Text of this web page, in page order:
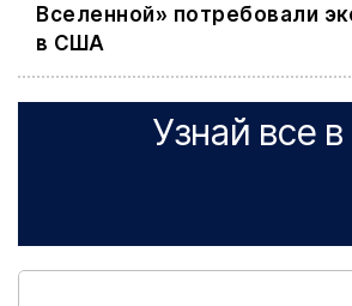
Вселенной» потребовали
в США
Узнай все в